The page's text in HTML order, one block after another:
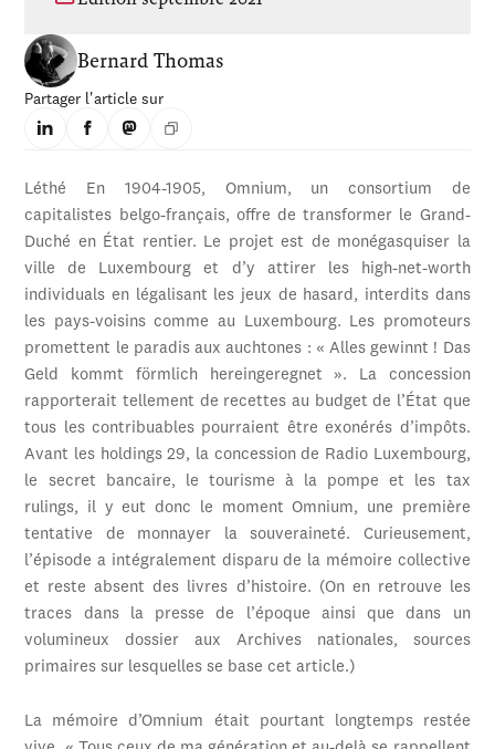
Bernard Thomas
Partager l'article sur
Léthé En 1904-1905, Omnium, un consortium de
capitalistes belgo-français, offre de transformer le Grand-
Duché en État rentier. Le projet est de monégasquiser la
ville de Luxembourg et d’y attirer les high-net-worth
individuals en légalisant les jeux de hasard, interdits dans
les pays-voisins comme au Luxembourg. Les promoteurs
promettent le paradis aux auchtones : « Alles gewinnt ! Das
Geld kommt förmlich hereingeregnet ». La concession
rapporterait tellement de recettes au budget de l’État que
tous les contribuables pourraient être exonérés d’impôts.
Avant les holdings 29, la concession de Radio Luxembourg,
le secret bancaire, le tourisme à la pompe et les tax
rulings, il y eut donc le moment Omnium, une première
tentative de monnayer la souveraineté. Curieusement,
l’épisode a intégralement disparu de la mémoire collective
et reste absent des livres d’histoire. (On en retrouve les
traces dans la presse de l’époque ainsi que dans un
volumineux dossier aux Archives nationales, sources
primaires sur lesquelles se base cet article.)
La mémoire d’Omnium était pourtant longtemps restée